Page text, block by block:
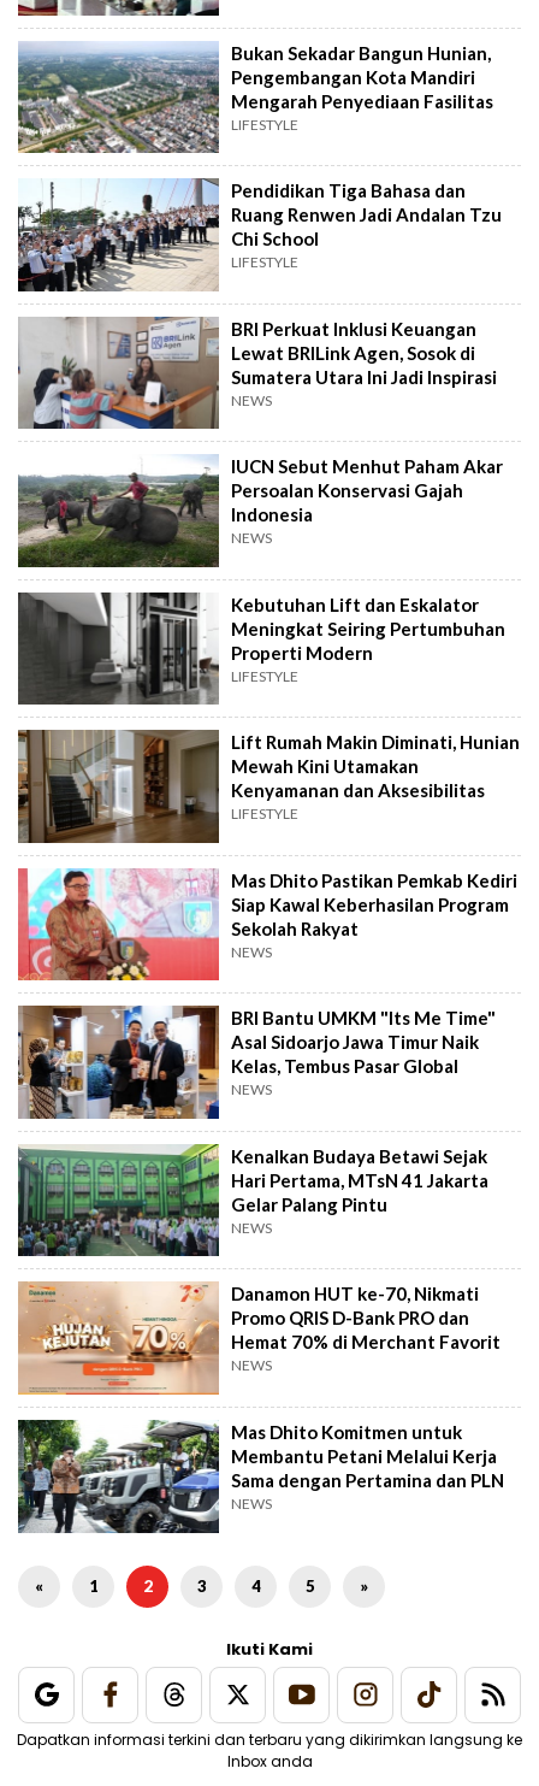
Bukan Sekadar Bangun Hunian,
Pengembangan Kota Mandiri
Mengarah Penyediaan Fasilitas
LIFESTYLE
Pendidikan Tiga Bahasa dan
Ruang Renwen Jadi Andalan Tzu
Chi School
LIFESTYLE
BRI Perkuat Inklusi Keuangan
Lewat BRILink Agen, Sosok di
Sumatera Utara Ini Jadi Inspirasi
NEWS
IUCN Sebut Menhut Paham Akar
Persoalan Konservasi Gajah
Indonesia
NEWS
Kebutuhan Lift dan Eskalator
Meningkat Seiring Pertumbuhan
Properti Modern
LIFESTYLE
Lift Rumah Makin Diminati, Hunian
Mewah Kini Utamakan
Kenyamanan dan Aksesibilitas
LIFESTYLE
Mas Dhito Pastikan Pemkab Kediri
Siap Kawal Keberhasilan Program
Sekolah Rakyat
NEWS
BRI Bantu UMKM "Its Me Time"
Asal Sidoarjo Jawa Timur Naik
Kelas, Tembus Pasar Global
NEWS
Kenalkan Budaya Betawi Sejak
Hari Pertama, MTsN 41 Jakarta
Gelar Palang Pintu
NEWS
Danamon HUT ke-70, Nikmati
Promo QRIS D-Bank PRO dan
Hemat 70% di Merchant Favorit
NEWS
Mas Dhito Komitmen untuk
Membantu Petani Melalui Kerja
Sama dengan Pertamina dan PLN
NEWS
« 1 2 3 4 5 »
Ikuti Kami
Dapatkan informasi terkini dan terbaru yang dikirimkan langsung ke
Inbox anda